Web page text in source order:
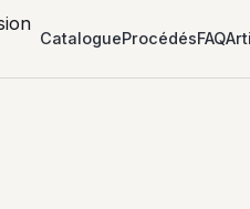
CatalogueProcédésFAQ